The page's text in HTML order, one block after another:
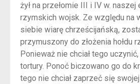
żył na przełomie III i IV w. naszej
rzymskich wojsk. Ze względu na
siebie wiarę chrześcijańską,
przymuszony do złożenia hołdu
Ponieważ nie chciał tego
tortury. Ponoć biczowano go do
tego nie chciał zaprzeć się